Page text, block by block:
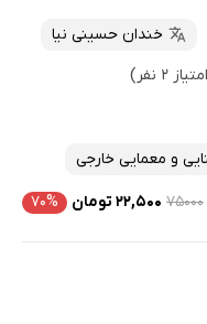
خندان حسینی نیا
۲ نفر)
و معمایی خارجی
۷۵۰۰۰ ۲۲,۵۰۰ تومان ۷۰%